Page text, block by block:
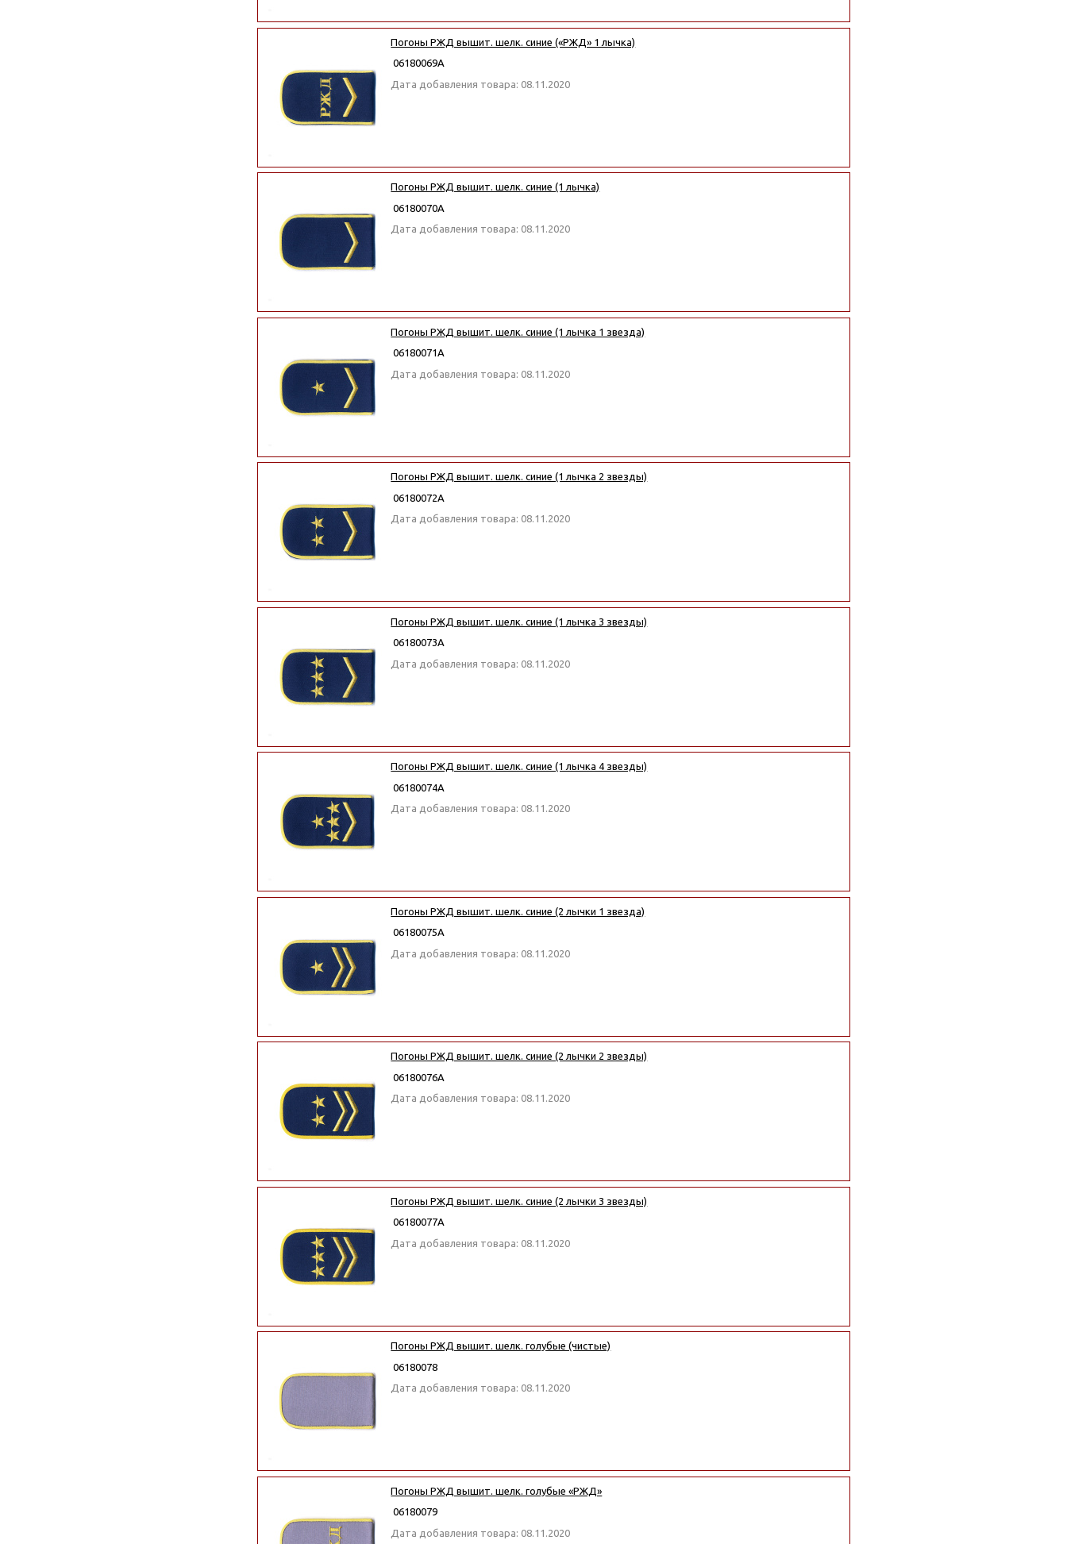
Погоны РЖД вышит. шелк. синие («РЖД» 1 лычка)
06180069А
Дата добавления товара: 08.11.2020
Погоны РЖД вышит. шелк. синие (1 лычка)
06180070А
Дата добавления товара: 08.11.2020
Погоны РЖД вышит. шелк. синие (1 лычка 1 звезда)
06180071А
Дата добавления товара: 08.11.2020
Погоны РЖД вышит. шелк. синие (1 лычка 2 звезды)
06180072А
Дата добавления товара: 08.11.2020
Погоны РЖД вышит. шелк. синие (1 лычка 3 звезды)
06180073А
Дата добавления товара: 08.11.2020
Погоны РЖД вышит. шелк. синие (1 лычка 4 звезды)
06180074А
Дата добавления товара: 08.11.2020
Погоны РЖД вышит. шелк. синие (2 лычки 1 звезда)
06180075А
Дата добавления товара: 08.11.2020
Погоны РЖД вышит. шелк. синие (2 лычки 2 звезды)
06180076А
Дата добавления товара: 08.11.2020
Погоны РЖД вышит. шелк. синие (2 лычки 3 звезды)
06180077А
Дата добавления товара: 08.11.2020
Погоны РЖД вышит. шелк. голубые (чистые)
06180078
Дата добавления товара: 08.11.2020
Погоны РЖД вышит. шелк. голубые «РЖД»
06180079
Дата добавления товара: 08.11.2020